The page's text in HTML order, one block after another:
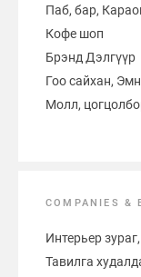
Паб, бар,
Кофе шоп
Брэнд Дэлгүүр
Гоо сайхан,
Молл,
COMPANIES &
Интерьер
Тавилга